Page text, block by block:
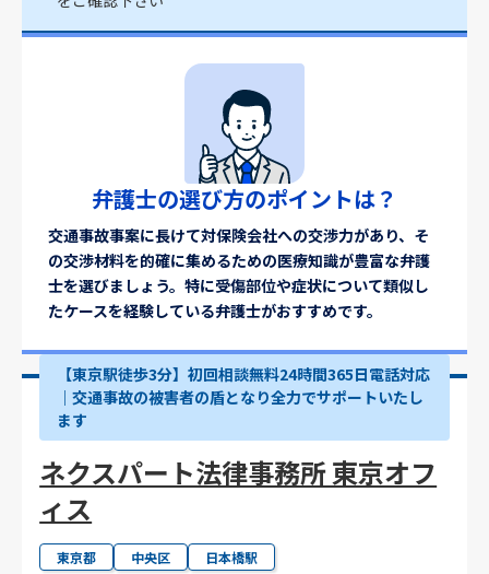
弁護士の選び方のポイントは？
交通事故事案に長けて対保険会社への交渉力があり、そ
の交渉材料を的確に集めるための医療知識が豊富な弁護
士を選びましょう。特に受傷部位や症状について類似し
たケースを経験している弁護士がおすすめです。
【東京駅徒歩3分】初回相談無料24時間365日電話対応
｜交通事故の被害者の盾となり全力でサポートいたし
ます
ネクスパート法律事務所 東京オフ
ィス
東京都 中央区 日本橋駅